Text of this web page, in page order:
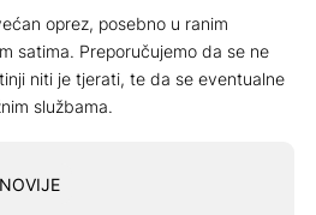
oprez, posebno u ranim
satima. Preporučujemo da se ne
niti je tjerati, te da se eventualne
službama.